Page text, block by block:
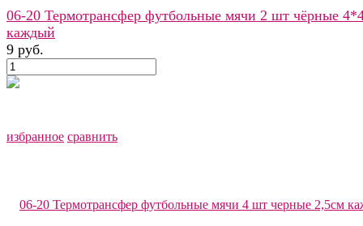
избранное сравнить
06-20 Термотрансфер футбольные мячи 2 шт чёрные
каждый
9 руб.